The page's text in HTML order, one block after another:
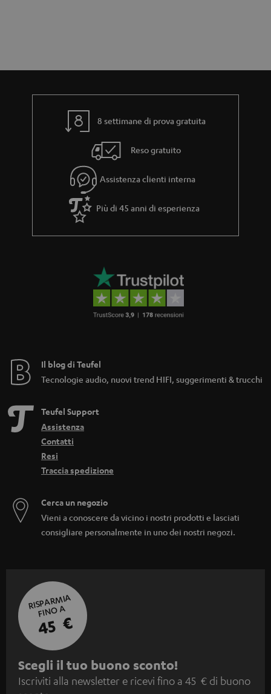
o
e
z
a
8 settimane di prova gratuita
Reso gratuito
Assistenza clienti interna
Più di 45 anni di esperienza
Il blog di Teufel
Tecnologie audio, nuovi trend HIFI, suggerimenti & trucchi
Teufel Support
Assistenza
Contatti
Resi
Traccia spedizione
Cerca un negozio
Vieni a conoscere da vicino i nostri prodotti e lasciati
consigliare personalmente in uno dei nostri negozi.
RISPARMIA
FINO A
45 €
I
s
Scegli il tuo buono sconto!
Iscriviti alla newsletter e ricevi fino a 45 € di buono